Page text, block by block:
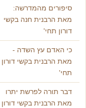
סיפורים מהמדרשה:
מאת הרבנית חנה בקשי
דורון תחי'
כי האדם עץ השדה -
מאת הרבנית בקשי דורון
תחי'
דבר תורה לפרשת יתרו
מאת הרבנית בקשי דורון